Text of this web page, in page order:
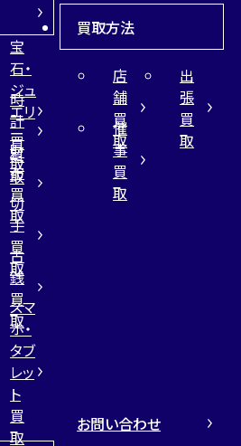
宝
石・
ジュ
エリ
ー
買
取
時
計
買
取
財
布
買
取
切
手
買
取
古
銭
買
取
スマ
ホ・
タブ
レッ
ト
買
取
買取方法
店
舗
買
取
出
張
買
取
催
事
買
取
お問い合わせ